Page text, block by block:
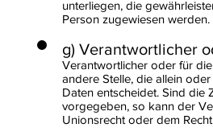
unterliegen, die
Person zugewiesen werden.
g) Verantwortlicher
Verantwortlicher oder für
andere Stelle, die allein
Daten entscheidet. Sind die
vorgegeben, so kann der
Unionsrecht oder dem